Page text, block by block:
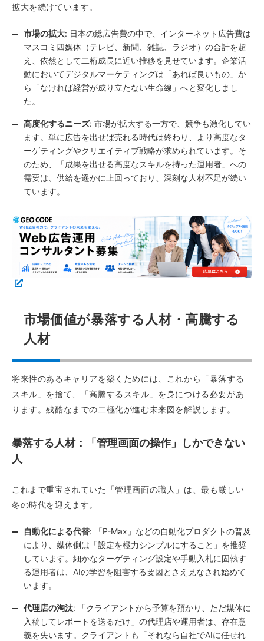
拡大を続けています。
市場の拡大: 日本の総広告費の中で、インターネット広告費は
マスコミ四媒体（テレビ、新聞、雑誌、ラジオ）の合計を超
え、依然として二桁成長に近い推移を見せています。企業活
動においてデジタルマーケティングは「あれば良いもの」か
ら「なければ経営が成り立たない生命線」へと変化しまし
た。
高度化するニーズ: 市場が拡大する一方で、競争も激化してい
ます。単に広告を出せば売れる時代は終わり、より高度なタ
ーゲティングやクリエイティブ戦略が求められています。そ
のため、「成果を出せる高度なスキルを持った運用者」への
需要は、供給を遥かに上回っており、深刻な人材不足が続い
ています。
市場価値が暴落する人材・高騰する
人材
将来性のあるキャリアを築くためには、これから「暴落する
スキル」を捨て、「高騰するスキル」を身につける必要があ
ります。残酷なまでの二極化が進む未来図を解説します。
暴落する人材：「管理画面の操作」しかできない
人
これまで重宝されていた「管理画面の職人」は、最も厳しい
冬の時代を迎えます。
自動化による代替: 「P-Max」などの自動化プロダクトの普及
により、媒体側は「設定を極力シンプルにすること」を推奨
しています。細かなターゲティング設定や手動入札に固執す
る運用者は、AIの学習を阻害する要因とさえ見なされ始めて
います。
代理店の淘汰: 「クライアントから予算を預かり、ただ媒体に
入稿してレポートを送るだけ」の代理店や運用者は、存在意
義を失います。クライアントも「それなら自社でAIに任せれ